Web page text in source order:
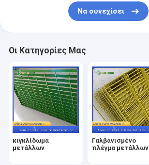
Περίφραξη με συγκολλημένο πλέγμα
Προϊόντα καλωδίων σιδήρου
Σφιγκτήρες κιγκλιδωμάτων χάλυβα
Ράφι απορριμμάτων χάλυβα
Να συνεχίσει
Οι Κατηγορίες Μας
κιγκλίδωμα
μετάλλων
Γαλβανισμένο
πλέγμα μετάλλων